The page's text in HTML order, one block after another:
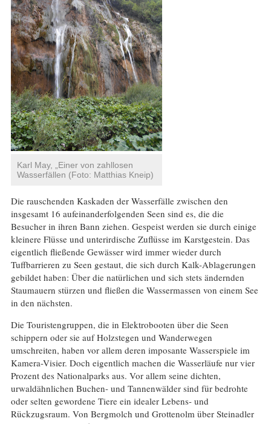
Karl May, „Einer von zahllosen
Wasserfällen (Foto: Matthias Kneip)
Die rauschenden Kaskaden der Wasserfälle zwischen den
insgesamt 16 aufeinanderfolgenden Seen sind es, die die
Besucher in ihren Bann ziehen. Gespeist werden sie durch einige
kleinere Flüsse und unterirdische Zuflüsse im Karstgestein. Das
eigentlich fließende Gewässer wird immer wieder durch
Tuffbarrieren zu Seen gestaut, die sich durch Kalk-Ablagerungen
gebildet haben: Über die natürlichen und sich stets ändernden
Staumauern stürzen und fließen die Wassermassen von einem See
in den nächsten.
Die Touristengruppen, die in Elektrobooten über die Seen
schippern oder sie auf Holzstegen und Wanderwegen
umschreiten, haben vor allem deren imposante Wasserspiele im
Kamera-Visier. Doch eigentlich machen die Wasserläufe nur vier
Prozent des Nationalparks aus. Vor allem seine dichten,
urwaldähnlichen Buchen- und Tannenwälder sind für bedrohte
oder selten gewordene Tiere ein idealer Lebens- und
Rückzugsraum. Von Bergmolch und Grottenolm über Steinadler